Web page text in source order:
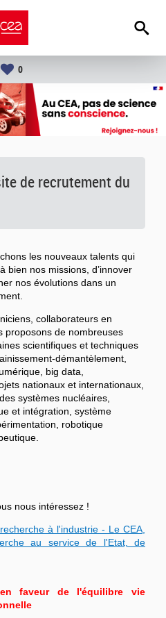
0
de recrutement du
les nouveaux talents qui
bien nos missions, d’innover
nos évolutions dans un
collaborateurs en
proposons de nombreuses
scientifiques et techniques
démantèlement,
big data,
nationaux et internationaux,
systèmes nucléaires,
et intégration, système
robotique
nous intéressez !
à l'industrie - Le CEA,
au service de l'Etat, de
faveur de l'équilibre vie